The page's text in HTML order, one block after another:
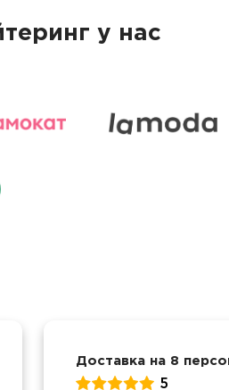
у нас
Доставка на 8
5